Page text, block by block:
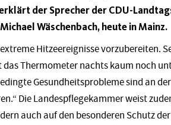
der Sprecher der CDU-
Wäschenbach, heute in Mainz.
Hitzeereignisse vorzubereiten.
Thermometer nachts kaum noch
Gesundheitsprobleme sind an
Die Landespflegekammer weist
auch auf den besonderen Schutz